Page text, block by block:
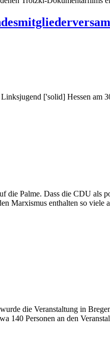
['solid] Hessen am
Palme. Dass die CDU als
Marxismus enthalten so
die Veranstaltung in
140 Personen an den